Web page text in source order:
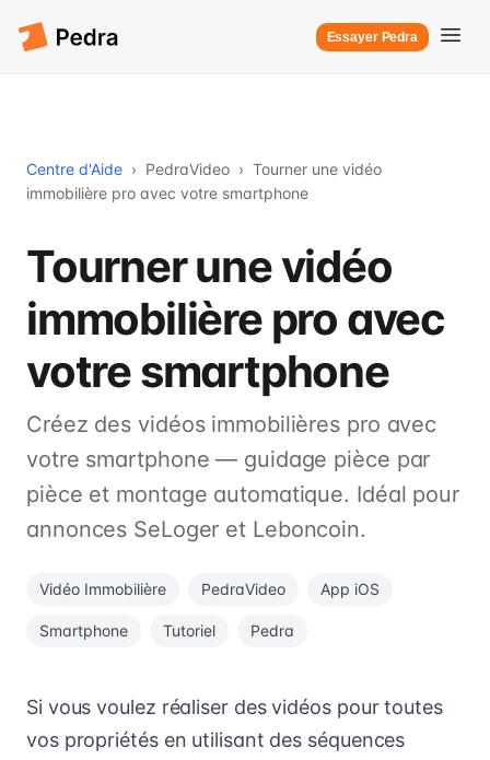
Essayer Pedra
Centre d'Aide › PedraVideo › Tourner une vidéo
immobilière pro avec votre smartphone
Tourner une vidéo
immobilière pro avec
votre smartphone
Créez des vidéos immobilières pro avec
votre smartphone — guidage pièce par
pièce et montage automatique. Idéal pour
annonces SeLoger et Leboncoin.
Vidéo Immobilière PedraVideo App iOS
Smartphone Tutoriel Pedra
Si vous voulez réaliser des vidéos pour toutes
vos propriétés en utilisant des séquences